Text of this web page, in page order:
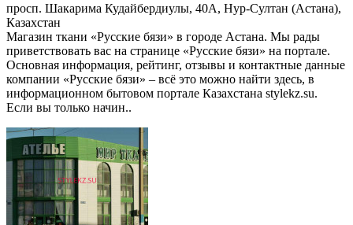
просп. Шакарима Кудайбердиулы, 40А, Нур-Султан (Астана),
Казахстан
Магазин ткани «Русские бязи» в городе Астана. Мы рады
приветствовать вас на странице «Русские бязи» на портале.
Основная информация, рейтинг, отзывы и контактные данные
компании «Русские бязи» – всё это можно найти здесь, в
информационном бытовом портале Казахстана stylekz.su.
Если вы только начин..